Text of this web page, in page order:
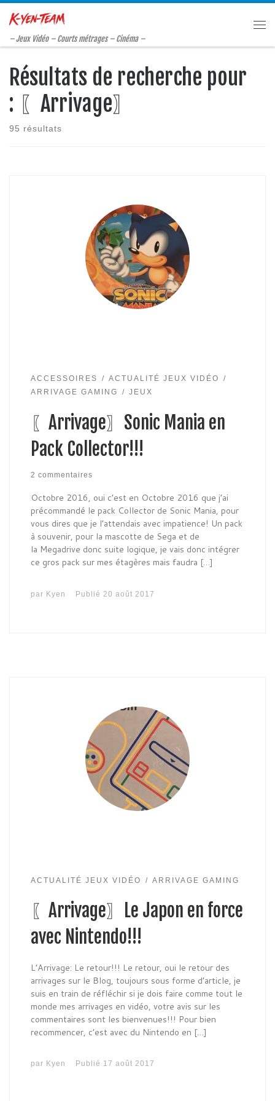
Passer au contenu
– Jeux Vidéo – Courts métrages – Cinéma –
Résultats de recherche pour
: 〖Arrivage〗
95 résultats
ACCESSOIRES
ACTUALITÉ JEUX VIDÉO
ARRIVAGE GAMING
JEUX
〖Arrivage〗Sonic Mania en
Pack Collector!!!
2 commentaires
Octobre 2016, oui c’est en Octobre 2016 que j’ai
précommandé le pack Collector de Sonic Mania, pour
vous dires que je l’attendais avec impatience! Un pack
à souvenir, pour la mascotte de Sega et de
la Megadrive donc suite logique, je vais donc intégrer
ce gros pack sur mes étagères mais faudra […]
par Kyen Publié 20 août 2017
ACTUALITÉ JEUX VIDÉO ARRIVAGE GAMING
〖Arrivage〗Le Japon en force
avec Nintendo!!!
L’Arrivage: Le retour!!! Le retour, oui le retour des
arrivages sur le Blog, toujours sous forme d’article, je
suis en train de réfléchir si je dois faire comme tout le
monde mes arrivages en vidéo, votre avis sur les
commentaires sont les bienvenues!!! Pour bien
recommencer, c’est avec du Nintendo en […]
par Kyen Publié 17 août 2017